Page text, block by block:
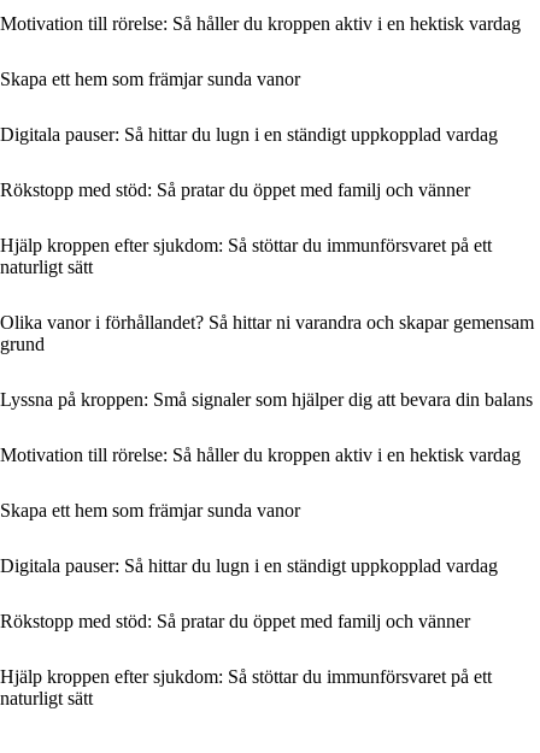
Motivation till rörelse: Så håller du kroppen aktiv i en hektisk vardag
Skapa ett hem som främjar sunda vanor
Digitala pauser: Så hittar du lugn i en ständigt uppkopplad vardag
Rökstopp med stöd: Så pratar du öppet med familj och vänner
Hjälp kroppen efter sjukdom: Så stöttar du immunförsvaret på ett
naturligt sätt
Olika vanor i förhållandet? Så hittar ni varandra och skapar gemensam
grund
Lyssna på kroppen: Små signaler som hjälper dig att bevara din balans
Motivation till rörelse: Så håller du kroppen aktiv i en hektisk vardag
Skapa ett hem som främjar sunda vanor
Digitala pauser: Så hittar du lugn i en ständigt uppkopplad vardag
Rökstopp med stöd: Så pratar du öppet med familj och vänner
Hjälp kroppen efter sjukdom: Så stöttar du immunförsvaret på ett
naturligt sätt